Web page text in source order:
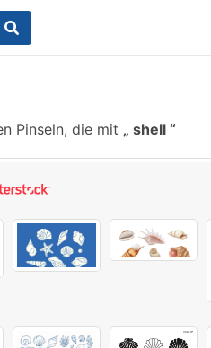
Pinseln, die mit shell